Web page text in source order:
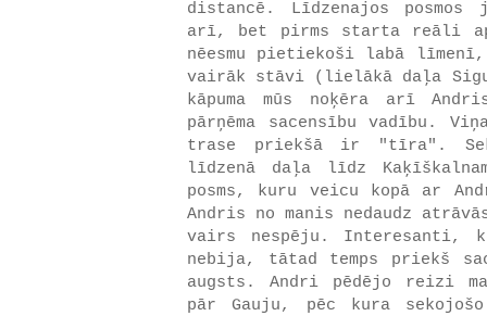
distancē. Līdzenajos
arī, bet pirms starta reāli
nēesmu pietiekoši labā
vairāk stāvi (lielākā daļa
kāpuma mūs noķēra arī
pārņēma sacensību vadību.
trase priekšā ir "tīra".
līdzenā daļa līdz
posms, kuru veicu kopā ar
Andris no manis nedaudz
vairs nespēju. Interesanti,
nebija, tātad temps priekš
augsts. Andri pēdējo reizi
pār Gauju, pēc kura